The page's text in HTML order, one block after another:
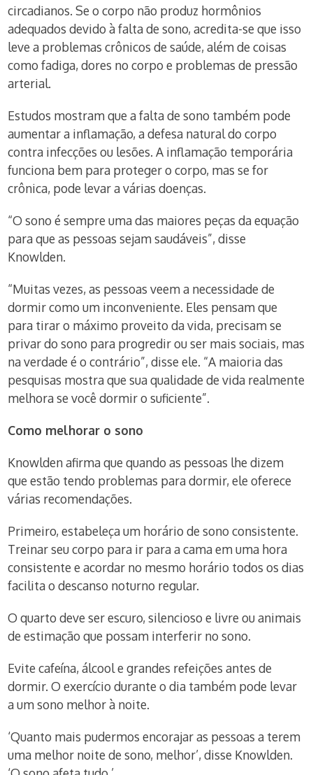
circadianos. Se o corpo não produz hormônios
adequados devido à falta de sono, acredita-se que isso
leve a problemas crônicos de saúde, além de coisas
como fadiga, dores no corpo e problemas de pressão
arterial.
Estudos mostram que a falta de sono também pode
aumentar a inflamação, a defesa natural do corpo
contra infecções ou lesões. A inflamação temporária
funciona bem para proteger o corpo, mas se for
crônica, pode levar a várias doenças.
“O sono é sempre uma das maiores peças da equação
para que as pessoas sejam saudáveis”, disse
Knowlden.
“Muitas vezes, as pessoas veem a necessidade de
dormir como um inconveniente. Eles pensam que
para tirar o máximo proveito da vida, precisam se
privar do sono para progredir ou ser mais sociais, mas
na verdade é o contrário”, disse ele. “A maioria das
pesquisas mostra que sua qualidade de vida realmente
melhora se você dormir o suficiente”.
Como melhorar o sono
Knowlden afirma que quando as pessoas lhe dizem
que estão tendo problemas para dormir, ele oferece
várias recomendações.
Primeiro, estabeleça um horário de sono consistente.
Treinar seu corpo para ir para a cama em uma hora
consistente e acordar no mesmo horário todos os dias
facilita o descanso noturno regular.
O quarto deve ser escuro, silencioso e livre ou animais
de estimação que possam interferir no sono.
Evite cafeína, álcool e grandes refeições antes de
dormir. O exercício durante o dia também pode levar
a um sono melhor à noite.
‘Quanto mais pudermos encorajar as pessoas a terem
uma melhor noite de sono, melhor’, disse Knowlden.